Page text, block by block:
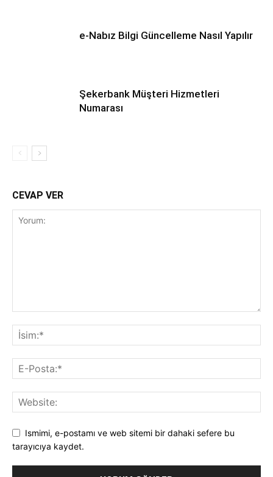
e-Nabız Bilgi Güncelleme Nasıl Yapılır
Şekerbank Müşteri Hizmetleri
Numarası
CEVAP VER
Ismimi, e-postamı ve web sitemi bir dahaki sefere bu
tarayıcıya kaydet.